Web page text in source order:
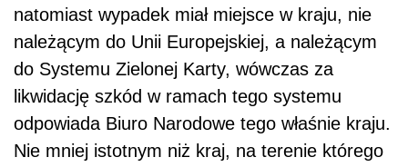
natomiast wypadek miał miejsce w kraju, nie
należącym do Unii Europejskiej, a należącym
do Systemu Zielonej Karty, wówczas za
likwidację szkód w ramach tego systemu
odpowiada Biuro Narodowe tego właśnie kraju.
Nie mniej istotnym niż kraj, na terenie którego